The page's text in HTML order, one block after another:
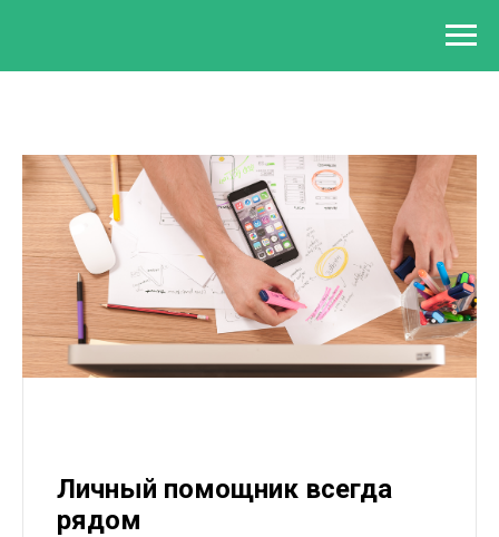
Личный помощник всегда
рядом